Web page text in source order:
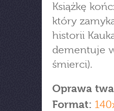
Książkę
który
historii
dementuje
śmierci).
Oprawa
Format: